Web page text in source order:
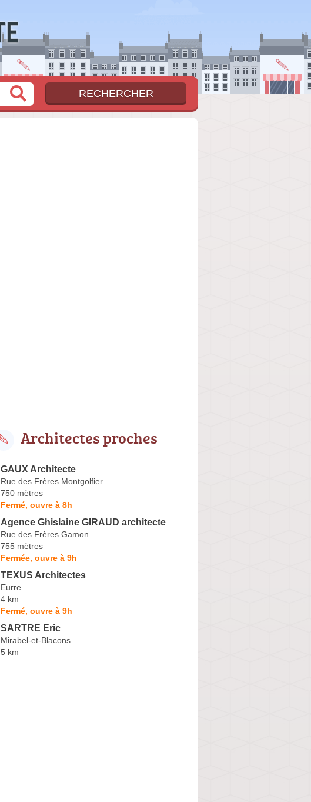
Architectes proches
GAUX Architecte
Rue des Frères Montgolfier
750 mètres
Fermé, ouvre à 8h
Agence Ghislaine GIRAUD architecte
Rue des Frères Gamon
755 mètres
Fermée, ouvre à 9h
TEXUS Architectes
Eurre
4 km
Fermé, ouvre à 9h
SARTRE Eric
Mirabel-et-Blacons
5 km